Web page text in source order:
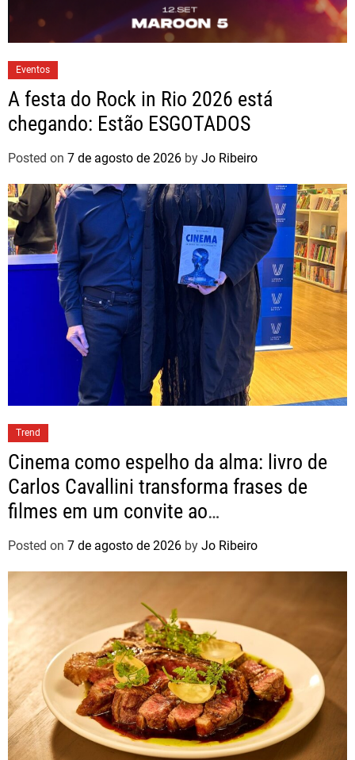
Eventos
A festa do Rock in Rio 2026 está
chegando: Estão ESGOTADOS
Posted on 7 de agosto de 2026 by Jo Ribeiro
Trend
Cinema como espelho da alma: livro de
Carlos Cavallini transforma frases de
filmes em um convite ao
autoconhecimento
Posted on 7 de agosto de 2026 by Jo Ribeiro